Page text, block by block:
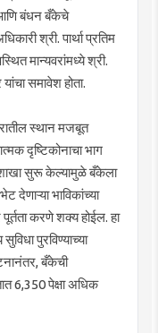
बंधन बँकेचे
श्री. पार्था प्रतिम
मान्यवरांमध्ये श्री.
समावेश होता.
स्थान मजबूत
दृष्टिकोनाचा भाग
शाखा सुरू केल्यामुळे बँकेला
देणाऱ्या भाविकांच्या
करणे शक्य होईल. हा
पुरविण्याच्या
बँकेची
6,350 पेक्षा अधिक